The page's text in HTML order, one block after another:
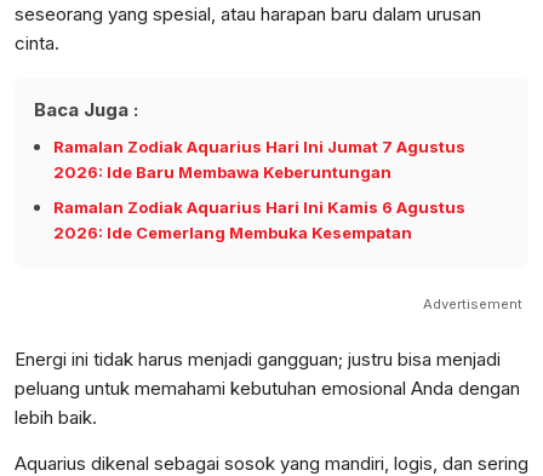
seseorang yang spesial, atau harapan baru dalam urusan
cinta.
Baca Juga :
Ramalan Zodiak Aquarius Hari Ini Jumat 7 Agustus
2026: Ide Baru Membawa Keberuntungan
Ramalan Zodiak Aquarius Hari Ini Kamis 6 Agustus
2026: Ide Cemerlang Membuka Kesempatan
Advertisement
Energi ini tidak harus menjadi gangguan; justru bisa menjadi
peluang untuk memahami kebutuhan emosional Anda dengan
lebih baik.
Aquarius dikenal sebagai sosok yang mandiri, logis, dan sering